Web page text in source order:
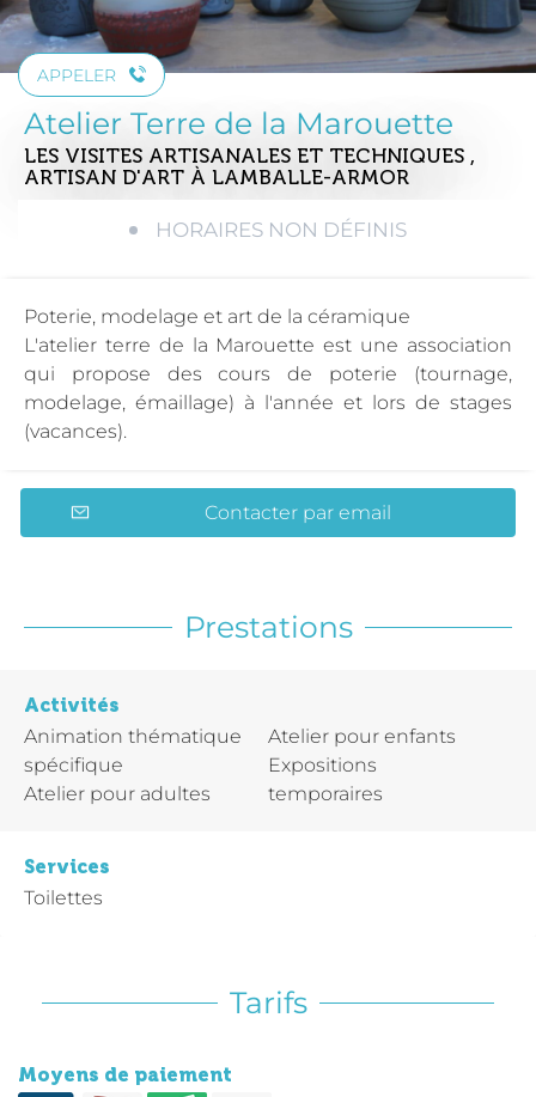
APPELER
Atelier Terre de la Marouette
LES VISITES ARTISANALES ET TECHNIQUES ,
ARTISAN D'ART À LAMBALLE-ARMOR
HORAIRES NON DÉFINIS
Poterie, modelage et art de la céramique
L'atelier terre de la Marouette est une association
qui propose des cours de poterie (tournage,
modelage, émaillage) à l'année et lors de stages
(vacances).
Contacter par email
Prestations
Activités
Animation thématique
spécifique
Atelier pour adultes
Atelier pour enfants
Expositions
temporaires
Services
Toilettes
Tarifs
Moyens de paiement